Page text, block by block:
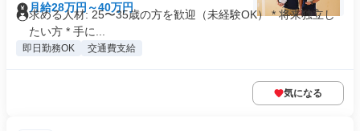
月給28万円～40万円
求める人材: 25〜35歳の方を歓迎（未経験OK） * 将来独立し
たい方 * 手に...
即日勤務OK 交通費支給
気になる